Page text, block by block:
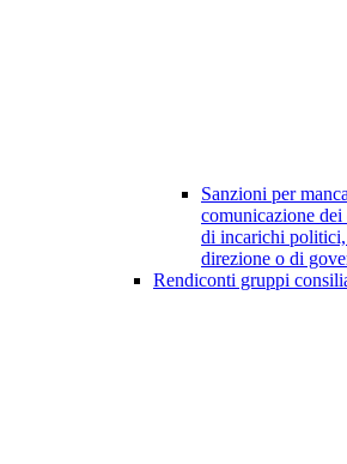
Sanzioni per
comunicazione
di incarichi
direzione o di
Rendiconti gruppi